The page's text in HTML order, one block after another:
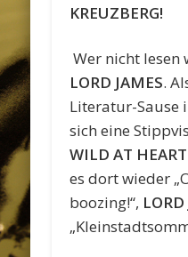
KREUZBERG!
Wer nicht lesen
LORD JAMES.
Literatur-Sause
sich eine
WILD AT HEART
es dort wieder
boozing!“,